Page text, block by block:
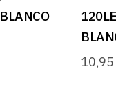
10,95